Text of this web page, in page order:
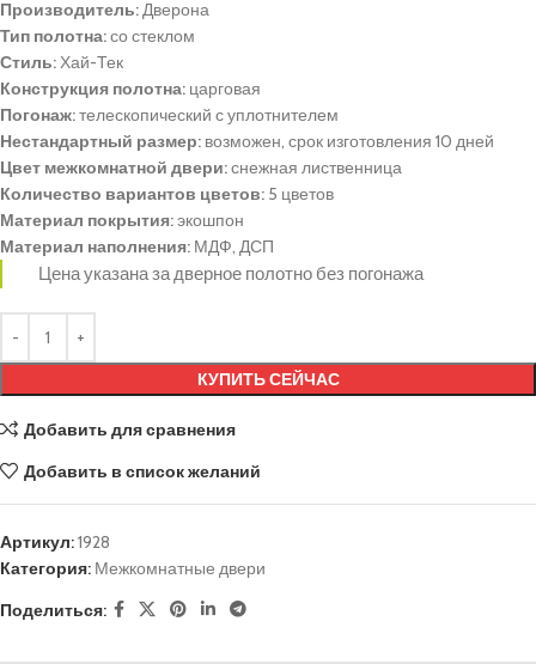
Производитель:Дверона
Тип полотна:со стеклом
Стиль:Хай-Тек
Конструкция полотна: царговая
Погонаж:телескопический с уплотнителем
Нестандартный размер: возможен, срок изготовления 10 дней
Цвет межкомнатной двери:снежная лиственница
Количество вариантов цветов: 5 цветов
Материал покрытия:экошпон
Материал наполнения: МДФ, ДСП
Цена указана за дверное полотно без погонажа
КУПИТЬ СЕЙЧАС
Добавить для сравнения
Добавить в список желаний
Артикул:1928
Категория: Межкомнатные двери
Поделиться: